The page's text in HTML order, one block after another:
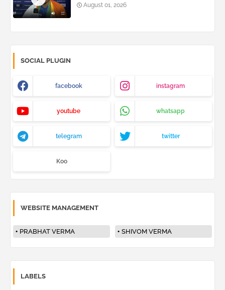
August 01, 2026
SOCIAL PLUGIN
facebook instagram
youtube whatsapp
telegram twitter
Koo
WEBSITE MANAGEMENT
PRABHAT VERMA SHIVOM VERMA
LABELS